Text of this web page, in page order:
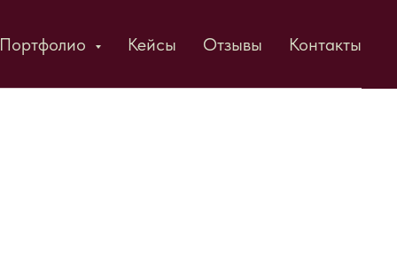
Портфолио Кейсы Отзывы Контакты